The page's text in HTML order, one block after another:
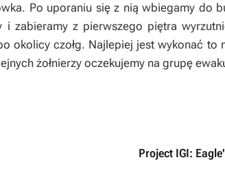
Po uporaniu się z nią wbiegamy do
i zabieramy z pierwszego piętra
okolicy czołg. Najlepiej jest wykonać to
żołnierzy oczekujemy na grupę
Project IGI: